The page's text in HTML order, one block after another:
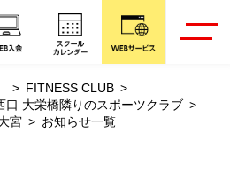
FITNESS CLUB
口 大栄橋隣りのスポーツクラブ
宮
お知らせ一覧